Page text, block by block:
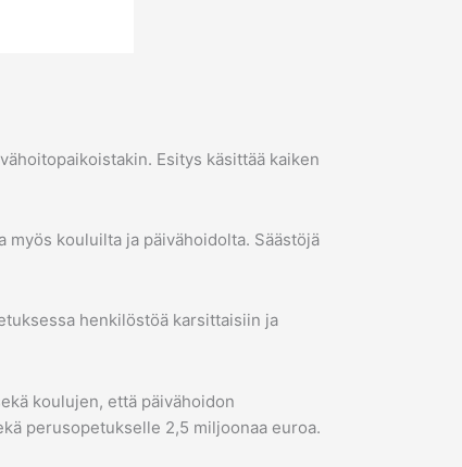
Esitys käsittää kaiken
kouluilta ja päivähoidolta. Säästöjä
henkilöstöä karsittaisiin ja
koulujen, että päivähoidon
perusopetukselle 2,5 miljoonaa euroa.